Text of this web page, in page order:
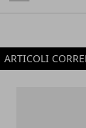
ARTICOLI